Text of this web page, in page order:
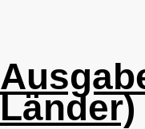
Länder)